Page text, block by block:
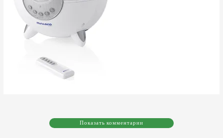
Показать комментарии